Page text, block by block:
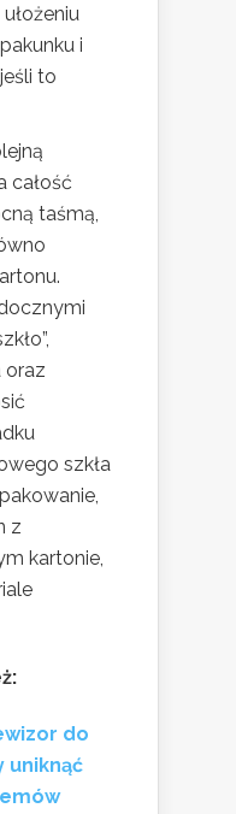
i
to
całość
taśmą,
oraz
szkła
z
kartonie,
do
uniknąć